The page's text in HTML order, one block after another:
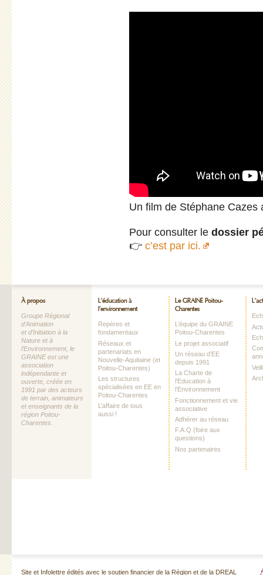
Un film de Stéphane Cazes
Pour consulter le dossier
👉 c’est par ici.
À propos
Groupe Régional
d’Animation
et d’Initiation à la
Nature et à
l’Environnement, le
GRAINE est une
association
indépendante et
ouverte, créée en
1991 par des acteurs
de terrain, animateurs
et enseignants de la
région Poitou-
Charentes.
L’éducation à
l’environnement
Repères et
fondamentaux
Réseaux et
partenariats en
Nouvelle-Aquitaine (et
Poitou-Charentes)
Les structures
spécialisées en EE en
Poitou-Charentes
L’affaire de tous
aussi !
Le GRAINE Poitou-
Charentes
L’équipe du GRAINE
Poitou-Charentes
Le projet associatif
Un réseau d’EE
depuis 1991
La Charte de
l’Education à
l’Environnement
Fonctionnement et vie
associative
Adhérer au réseau
F.A.Q (foire aux
questions)
Nos partenaires
Site et Infolettre édités avec le soutien financier de la Région et de la DREAL